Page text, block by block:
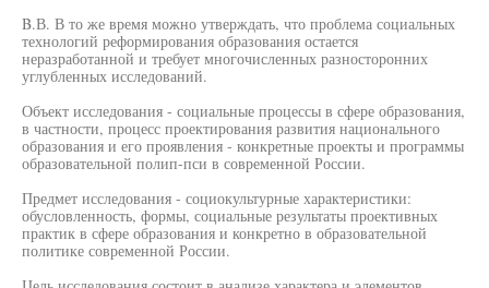
B.В. В то же время можно утверждать, что проблема социальных
технологий реформирования образования остается
неразработанной и требует многочисленных разносторонних
углубленных исследований.
Объект исследования - социальные процессы в сфере образования,
в частности, процесс проектирования развития национального
образования и его проявления - конкретные проекты и программы
образовательной полип-пси в современной России.
Предмет исследования - социокультурные характеристики:
обусловленность, формы, социальные результаты проективных
практик в сфере образования и конкретно в образовательной
политике современной России.